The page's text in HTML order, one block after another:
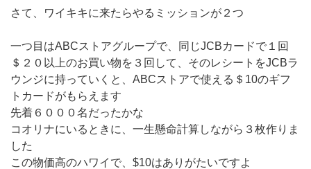
さて、ワイキキに来たらやるミッションが２つ
一つ目はABCストアグループで、同じJCBカードで１回
＄２０以上のお買い物を３回して、そのレシートをJCBラ
ウンジに持っていくと、ABCストアで使える＄10のギフ
トカードがもらえます
先着６０００名だったかな
コオリナにいるときに、一生懸命計算しながら３枚作りま
した
この物価高のハワイで、$10はありがたいですよ